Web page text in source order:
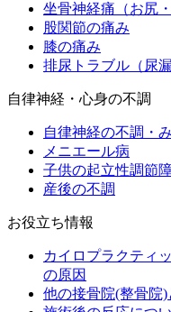
坐骨神経痛（お尻
股関節の痛み
膝の痛み
排尿トラブル（尿
自律神経・心身の不調
自律神経の不調・
メニエール病
子供の起立性調節
産後の不調
お役立ち情報
カイロプラクティ
の原因
他の接骨院(整骨院)